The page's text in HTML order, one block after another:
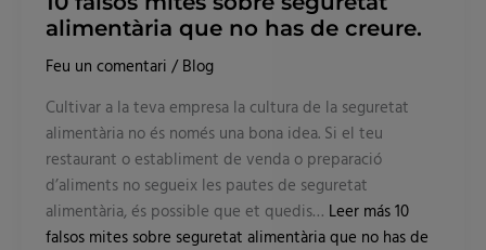
alimentària que no has de creure.
Feu un comentari / Blog
Cultivar a la teva empresa la cultura de la seguretat
alimentària no és només una bona idea. Si el teu
restaurant o establiment de venda o preparació
d’aliments no segueix les pautes de seguretat
alimentària, és possible que et quedis… Leer más10
falsos mites sobre seguretat alimentària que no has de